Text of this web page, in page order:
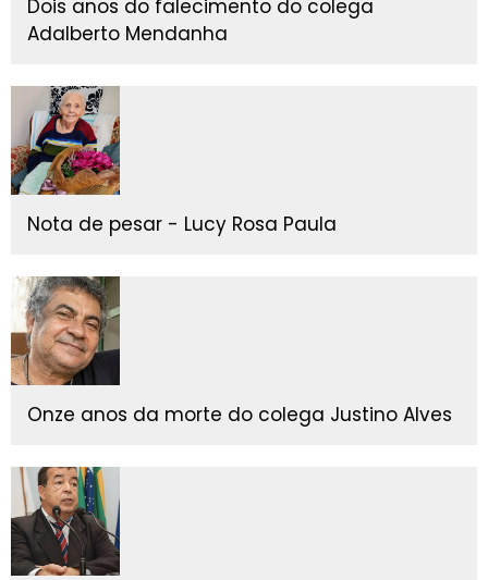
Dois anos do falecimento do colega
Adalberto Mendanha
Nota de pesar - Lucy Rosa Paula
Onze anos da morte do colega Justino Alves